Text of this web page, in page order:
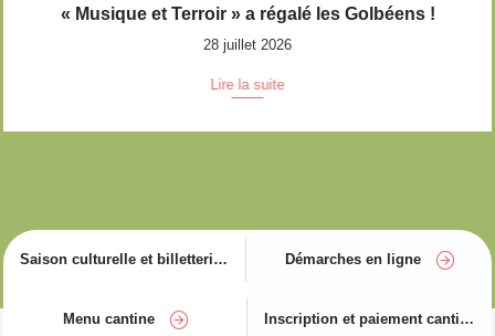
« Musique et Terroir » a régalé les Golbéens !
28 juillet 2026
Lire la suite
Saison culturelle et billetterie Démarches en ligne
Menu cantine Inscription et paiement cantine